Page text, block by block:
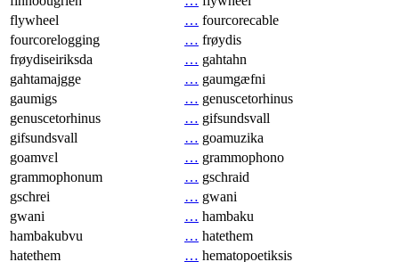
flywheel
… fourcorecable
fourcorelogging
… frøydis
frøydiseiriksda
… gahtahn
gahtamajgge
… gaumgæfni
gaumigs
… genuscetorhinus
genuscetorhinus
… gifsundsvall
gifsundsvall
… goamuzika
goamvɛl
… grammophono
grammophonum
… gschraid
gschrei
… gwani
gwani
… hambaku
hambakubvu
… hatethem
hatethem
… hematopoetiksis